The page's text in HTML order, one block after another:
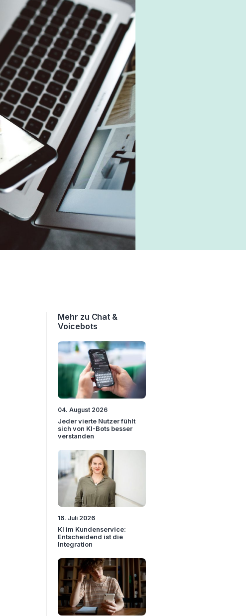
Mehr zu Chat &
Voicebots
04. August 2026
Jeder vierte Nutzer fühlt
sich von KI-Bots besser
verstanden
16. Juli 2026
KI im Kundenservice:
Entscheidend ist die
Integration